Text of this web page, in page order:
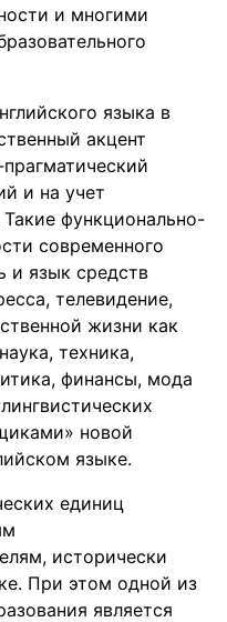
и многими
языка в
акцент
и на учет
функционально-
современного
и язык средств
телевидение,
жизни как
техника,
финансы, мода
новой
языке.
единиц
исторически
При этом одной из
является